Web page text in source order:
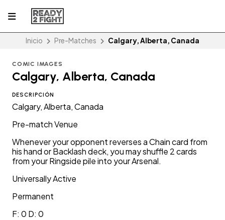
Inicio Pre-Matches Calgary, Alberta, Canada
COMIC IMAGES
Calgary, Alberta, Canada
DESCRIPCIÓN
Calgary, Alberta, Canada
Pre-match Venue
Whenever your opponent reverses a Chain card from
his hand or Backlash deck, you may shuffle 2 cards
from your Ringside pile into your Arsenal.
Universally Active
Permanent
F: 0 D: 0